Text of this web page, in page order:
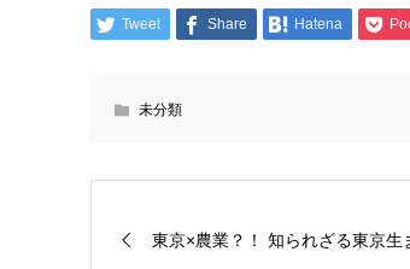
Tweet Share Hatena
未分類
東京×農業？！ 知られざる東京生